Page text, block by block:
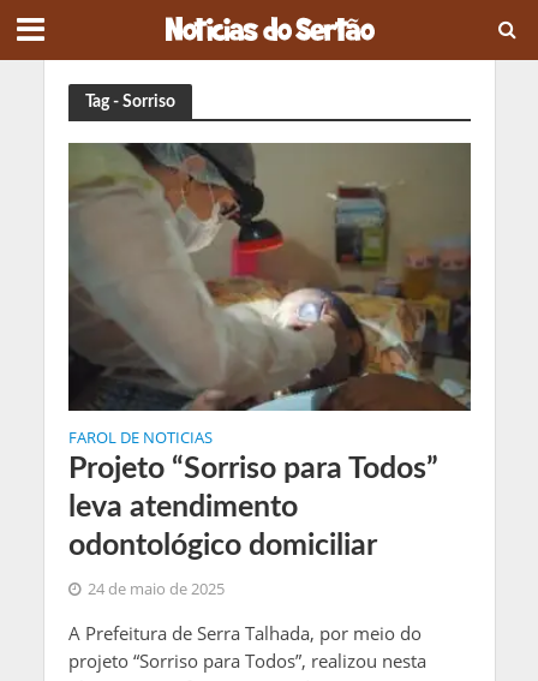
Tag - Sorriso
FAROL DE NOTICIAS
Projeto “Sorriso para Todos”
leva atendimento
odontológico domiciliar
24 de maio de 2025
A Prefeitura de Serra Talhada, por meio do
projeto “Sorriso para Todos”, realizou nesta